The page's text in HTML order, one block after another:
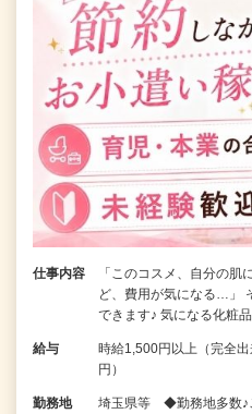
仕事内容
「このコスメ、自分の肌
ど、費用が気になる…」
できます♪ 気になる化粧
給与
時給1,500円以上（完全
円）
勤務地
埼玉県等 ◆勤務地多数♪